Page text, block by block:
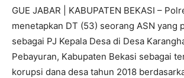
GUE JABAR | KABUPATEN BEKASI –
menetapkan DT (53) seorang ASN yang
sebagai PJ Kepala Desa di Desa
Pebayuran, Kabupaten Bekasi sebagai
korupsi dana desa tahun 2018